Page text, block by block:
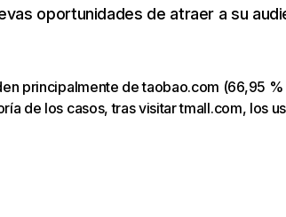
oportunidades de atraer a su
principalmente de taobao.com (66,95
de los casos, tras visitar tmall.com, los